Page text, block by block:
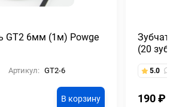
GT2 6мм (1м) Powge
Артикул: GT2-6
В корзину
(20
5.0
190₽